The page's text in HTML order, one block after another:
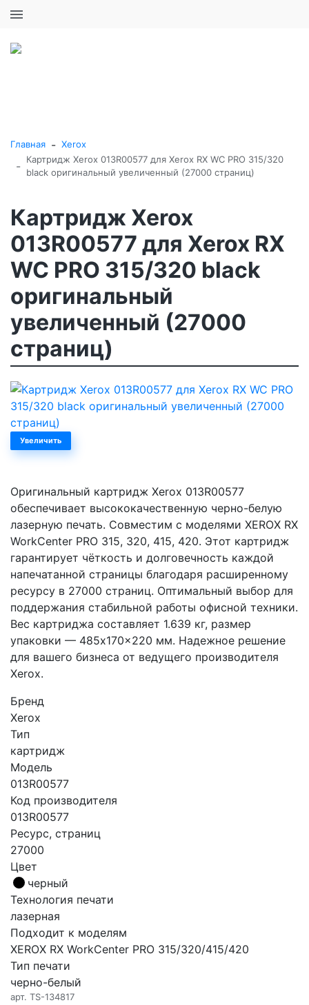
Главная - Xerox
-
Картридж Xerox 013R00577 для Xerox RX WC PRO 315/320
black оригинальный увеличенный (27000 страниц)
Картридж Xerox
013R00577 для Xerox RX
WC PRO 315/320 black
оригинальный
увеличенный (27000
страниц)
Увеличить
Оригинальный картридж Xerox 013R00577
обеспечивает высококачественную черно-белую
лазерную печать. Совместим с моделями XEROX RX
WorkCenter PRO 315, 320, 415, 420. Этот картридж
гарантирует чёткость и долговечность каждой
напечатанной страницы благодаря расширенному
ресурсу в 27000 страниц. Оптимальный выбор для
поддержания стабильной работы офисной техники.
Вес картриджа составляет 1.639 кг, размер
упаковки — 485x170x220 мм. Надежное решение
для вашего бизнеса от ведущего производителя
Xerox.
Бренд
Xerox
Тип
картридж
Модель
013R00577
Код производителя
013R00577
Ресурс, страниц
27000
Цвет
черный
Технология печати
лазерная
Подходит к моделям
XEROX RX WorkCenter PRO 315/320/415/420
Тип печати
черно-белый
арт. TS-134817